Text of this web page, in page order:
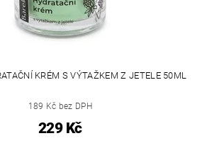
KRÉM S VÝTAŽKEM Z JETELE 50ML
189 Kč bez DPH
229 Kč